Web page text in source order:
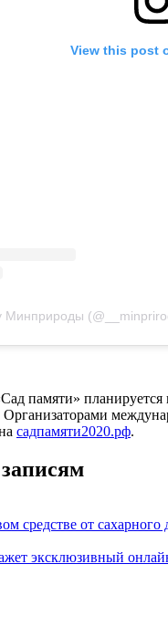
View this post
Минприроды
памяти»
садпамяти2020.рф.
средстве от сахарного
эксклюзивный